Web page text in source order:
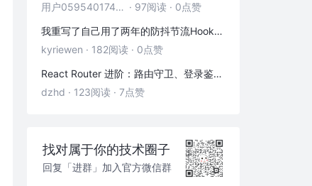
用户05954017446 · 97阅读 · 0点赞
我重写了自己用了两年的防抖节流Hook——发现里面藏着3个隐藏bug
kyriewen · 182阅读 · 0点赞
React Router 进阶：路由守卫、登录鉴权与状态传递
dzhd · 123阅读 · 7点赞
找对属于你的技术圈子
回复「进群」加入官方微信群